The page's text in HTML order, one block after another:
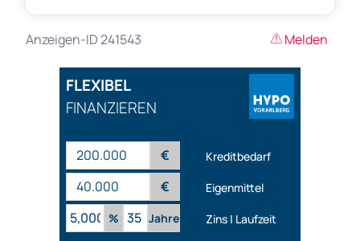
Anzeigen-ID 241543 Melden
FLEXIBEL
FINANZIEREN
€ Kreditbedarf
€
Eigenmittel
%
Jahre Zins | Laufzeit